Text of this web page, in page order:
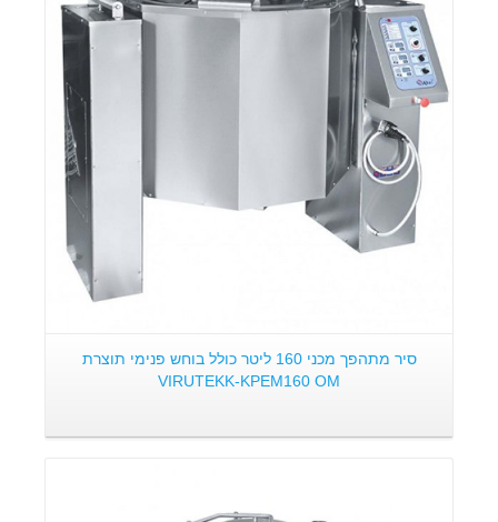
סיר מתהפך מכני 160 ליטר כולל בוחש פנימי תוצרת
VIRUTEKK-KPEM160 OM